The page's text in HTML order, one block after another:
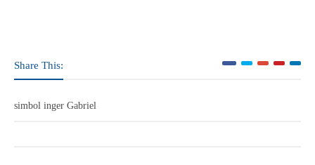
Share This:
simbol inger Gabriel